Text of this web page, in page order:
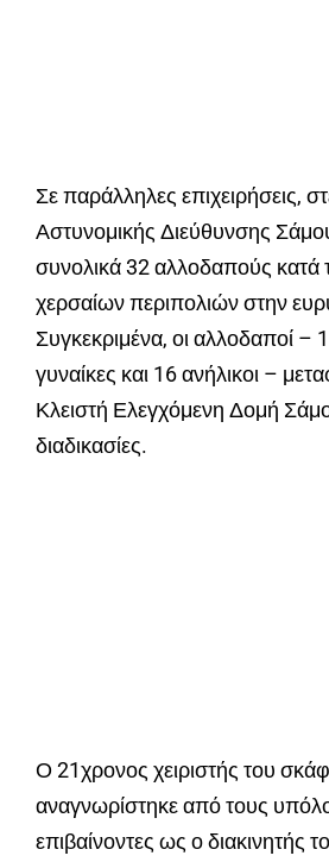
Σε παράλληλες επιχειρήσεις,
Αστυνομικής Διεύθυνσης
συνολικά 32 αλλοδαπούς κατά
χερσαίων περιπολιών στην
Συγκεκριμένα, οι αλλοδαποί –
γυναίκες και 16 ανήλικοι –
Κλειστή Ελεγχόμενη Δομή
διαδικασίες.
Ο 21χρονος χειριστής του
αναγνωρίστηκε από τους
επιβαίνοντες ως ο διακινητής